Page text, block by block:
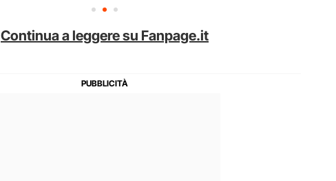
Continua a leggere su Fanpage.it